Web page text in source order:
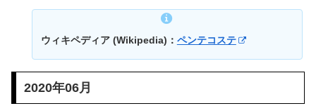
ウィキペディア (Wikipedia)： ペンテコステ
2020年06月